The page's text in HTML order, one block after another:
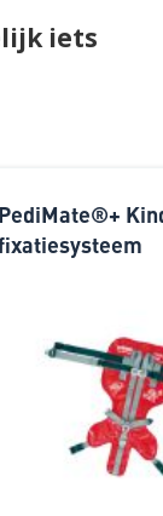
iets
PediMate®+